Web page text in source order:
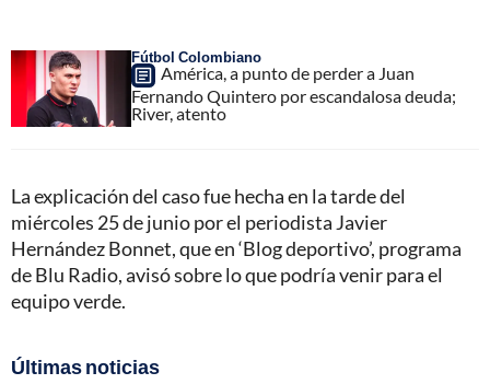
Fútbol Colombiano
América, a punto de perder a Juan
Fernando Quintero por escandalosa deuda;
River, atento
La explicación del caso fue hecha en la tarde del
miércoles 25 de junio por el periodista Javier
Hernández Bonnet, que en ‘Blog deportivo’, programa
de Blu Radio, avisó sobre lo que podría venir para el
equipo verde.
Últimas noticias